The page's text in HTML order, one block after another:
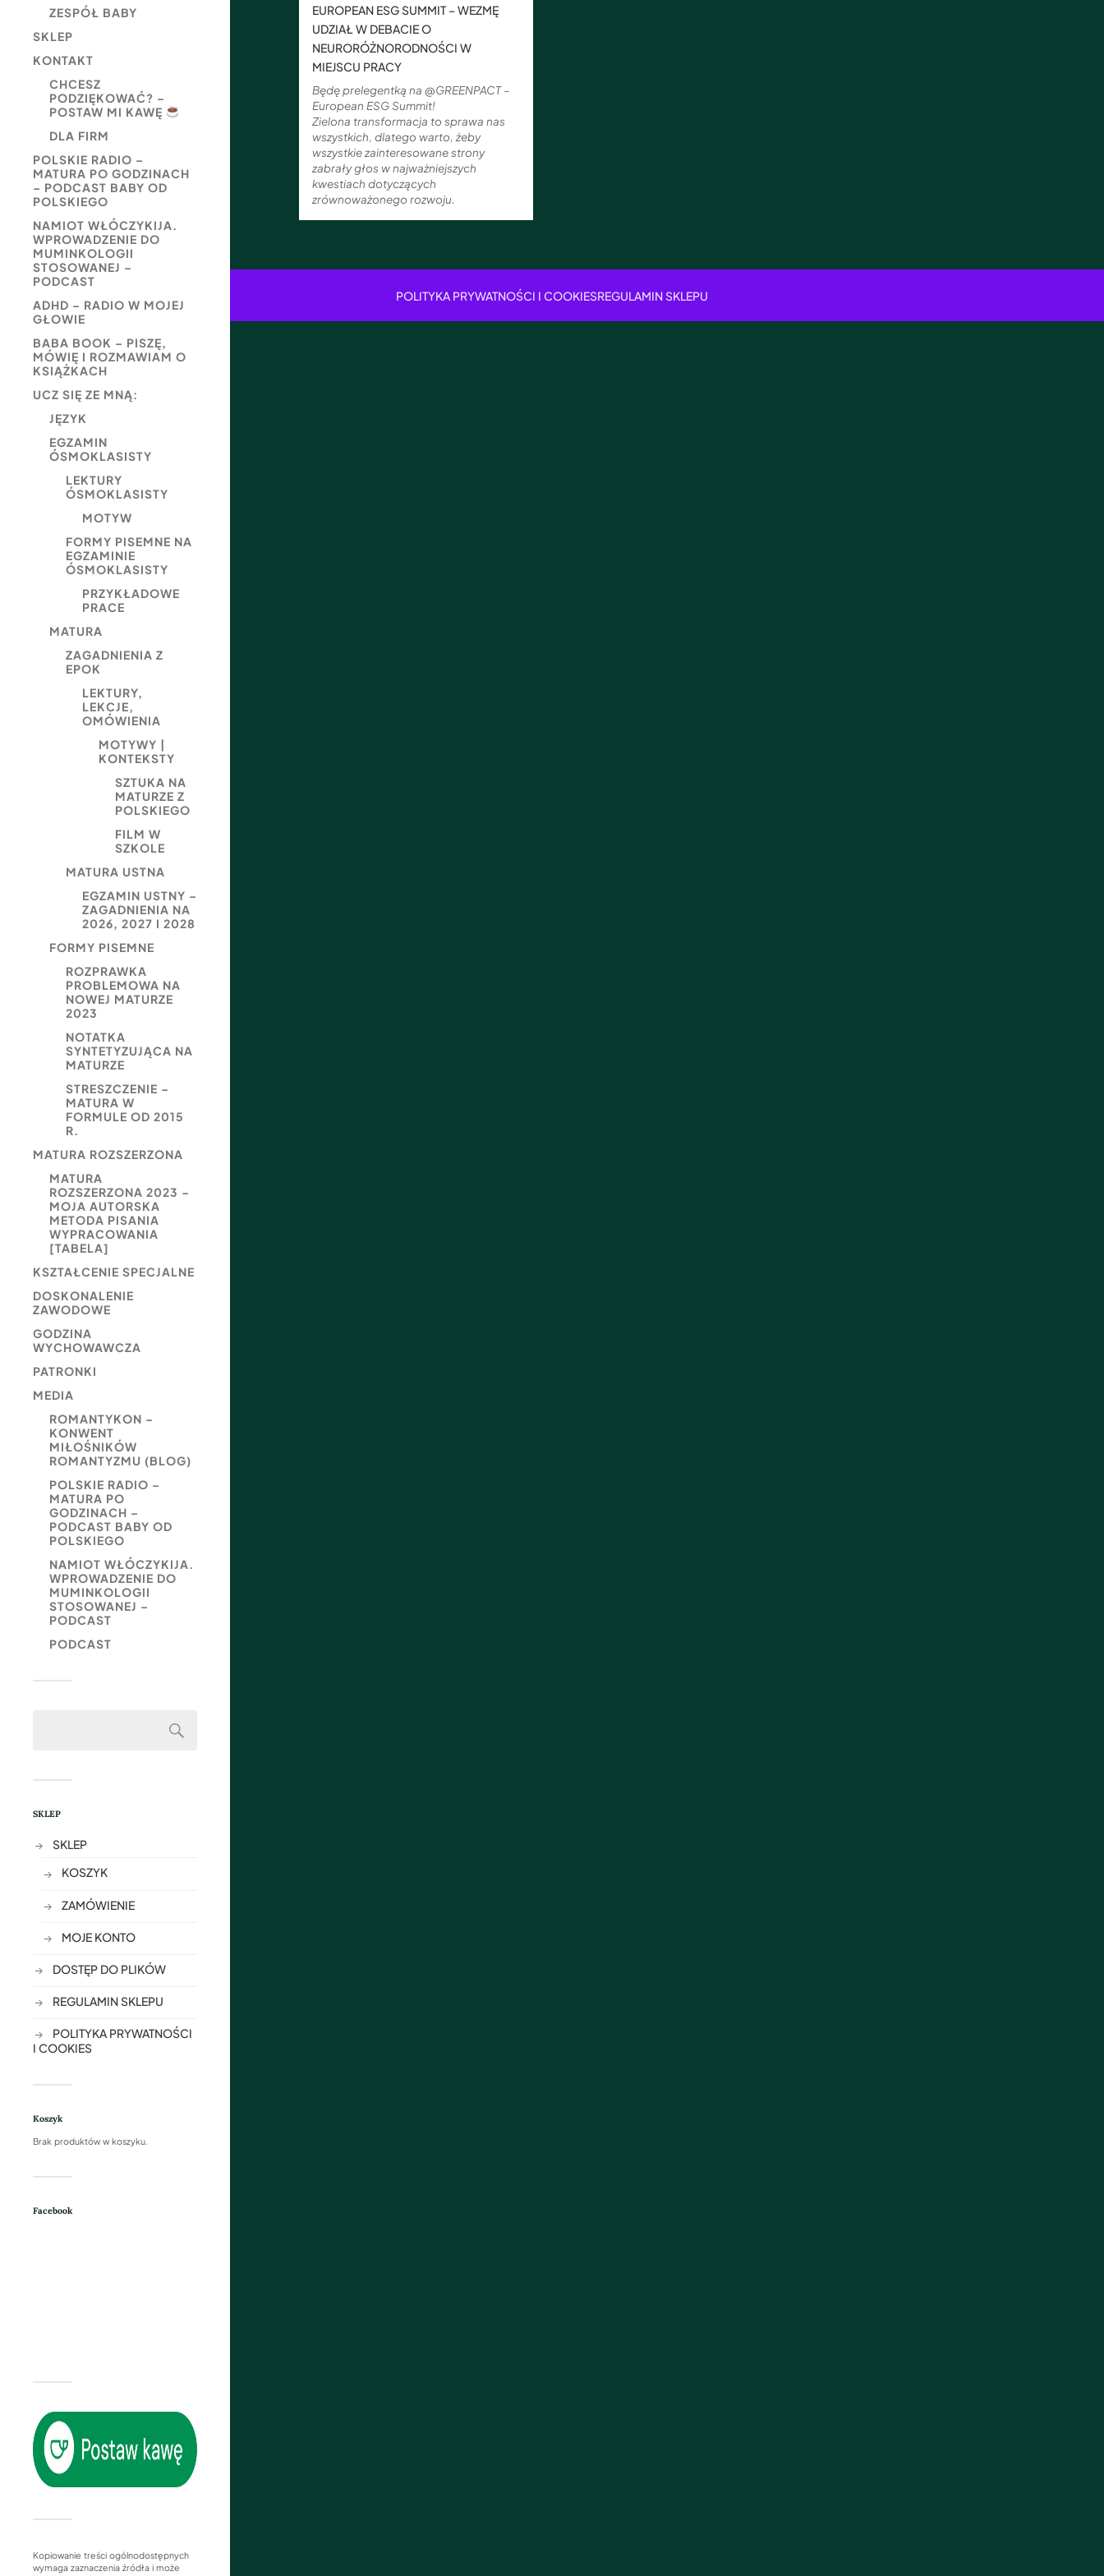
ZESPÓŁ BABY
SKLEP
KONTAKT
CHCESZ
PODZIĘKOWAĆ? –
POSTAW MI KAWĘ
DLA FIRM
POLSKIE RADIO –
MATURA PO GODZINACH
– PODCAST BABY OD
POLSKIEGO
NAMIOT WŁÓCZYKIJA.
WPROWADZENIE DO
MUMINKOLOGII
STOSOWANEJ –
PODCAST
ADHD – RADIO W MOJEJ
GŁOWIE
BABA BOOK – PISZĘ,
MÓWIĘ I ROZMAWIAM O
KSIĄŻKACH
UCZ SIĘ ZE MNĄ:
JĘZYK
EGZAMIN
ÓSMOKLASISTY
LEKTURY
ÓSMOKLASISTY
MOTYW
FORMY PISEMNE NA
EGZAMINIE
ÓSMOKLASISTY
PRZYKŁADOWE
PRACE
MATURA
ZAGADNIENIA Z
EPOK
LEKTURY,
LEKCJE,
OMÓWIENIA
MOTYWY |
KONTEKSTY
SZTUKA NA
MATURZE Z
POLSKIEGO
FILM W
SZKOLE
MATURA USTNA
EGZAMIN USTNY –
ZAGADNIENIA NA
2026, 2027 I 2028
FORMY PISEMNE
ROZPRAWKA
PROBLEMOWA NA
NOWEJ MATURZE
2023
NOTATKA
SYNTETYZUJĄCA NA
MATURZE
STRESZCZENIE –
MATURA W
FORMULE OD 2015
R.
MATURA ROZSZERZONA
MATURA
ROZSZERZONA 2023 –
MOJA AUTORSKA
METODA PISANIA
WYPRACOWANIA
[TABELA]
KSZTAŁCENIE SPECJALNE
DOSKONALENIE
ZAWODOWE
GODZINA
WYCHOWAWCZA
PATRONKI
MEDIA
ROMANTYKON –
KONWENT
MIŁOŚNIKÓW
ROMANTYZMU (BLOG)
POLSKIE RADIO –
MATURA PO
GODZINACH –
PODCAST BABY OD
POLSKIEGO
NAMIOT WŁÓCZYKIJA.
WPROWADZENIE DO
MUMINKOLOGII
STOSOWANEJ –
PODCAST
PODCAST
SKLEP
SKLEP
KOSZYK
ZAMÓWIENIE
MOJE KONTO
DOSTĘP DO PLIKÓW
REGULAMIN SKLEPU
POLITYKA PRYWATNOŚCI
I COOKIES
Koszyk
Brak produktów w koszyku.
Facebook
Kopiowanie treści ogólnodostępnych
wymaga zaznaczenia źródła i może
EUROPEAN ESG SUMMIT – WEZMĘ
UDZIAŁ W DEBACIE O
NEURORÓŻNORODNOŚCI W
MIEJSCU PRACY
Będę prelegentką na @GREENPACT –
European ESG Summit!
Zielona transformacja to sprawa nas
wszystkich, dlatego warto, żeby
wszystkie zainteresowane strony
zabrały głos w najważniejszych
kwestiach dotyczących
zrównoważonego rozwoju.
POLITYKA PRYWATNOŚCI I COOKIESREGULAMIN SKLEPU